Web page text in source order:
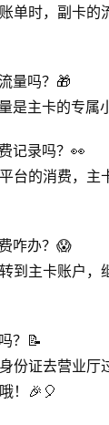
单时，副卡的
量吗？🎁
是主卡的专属
记录吗？👀
台的消费，
咋办？😱
到主卡账户，
？📝
份证去营业厅
！🎉🎈